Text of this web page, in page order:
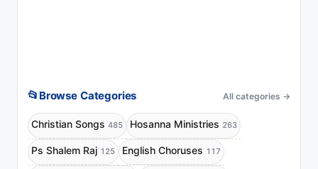
📂 Browse Categories All categories →
Christian Songs 485 Hosanna Ministries 263
Ps Shalem Raj 125 English Choruses 117